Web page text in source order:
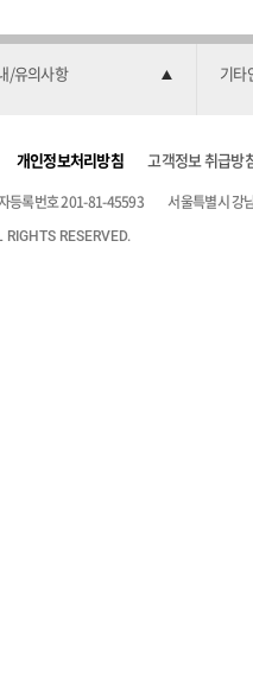
/유의사항 기타
개인정보처리방침 고객정보 취급방
등록번호 201-81-45593 서울특별시 강
RESERVED.